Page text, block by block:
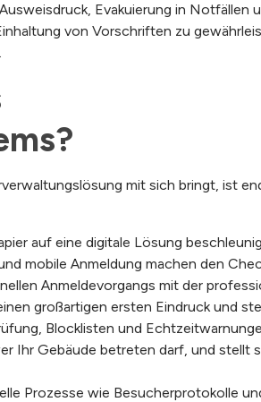
Evakuierung in Notfällen
von Vorschriften zu
mit sich bringt, ist
auf eine digitale Lösung
mobile Anmeldung machen den
Anmeldevorgangs mit der
großartigen ersten Eindruck und
Blocklisten und
Ihr Gebäude betreten darf, und stellt
Prozesse wie Besucherprotokolle